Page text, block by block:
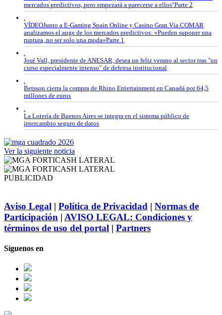
mercados predictivos, pero empezará a parecerse a ellos"Parte 2
.
VÍDEOJunto a E-Gaming Spain Online y Casino Gran Vía COMAR
analizamos el auge de los mercados predictivos: «Pueden suponer una
ruptura, no ser solo una moda»Parte 1
.
José Vall, presidente de ANESAR, desea un feliz verano al sector tras "un
curso especialmente intenso" de defensa institucional
.
Betsson cierra la compra de Rhino Entertainment en Canadá por 64,5
millones de euros
.
La Lotería de Buenos Aires se integra en el sistema público de
intercambio seguro de datos
Ver la siguiente noticia
PUBLICIDAD
Aviso Legal | Política de Privacidad | Normas de
Participación | AVISO LEGAL: Condiciones y
términos de uso del portal | Partners
Síguenos en